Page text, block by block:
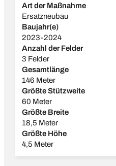
Art der Maßnahme
Ersatzneubau
Baujahr(e)
2023-2024
Anzahl der Felder
3 Felder
Gesamtlänge
146 Meter
Größte Stützweite
60 Meter
Größte Breite
18,5 Meter
Größte Höhe
4,5 Meter